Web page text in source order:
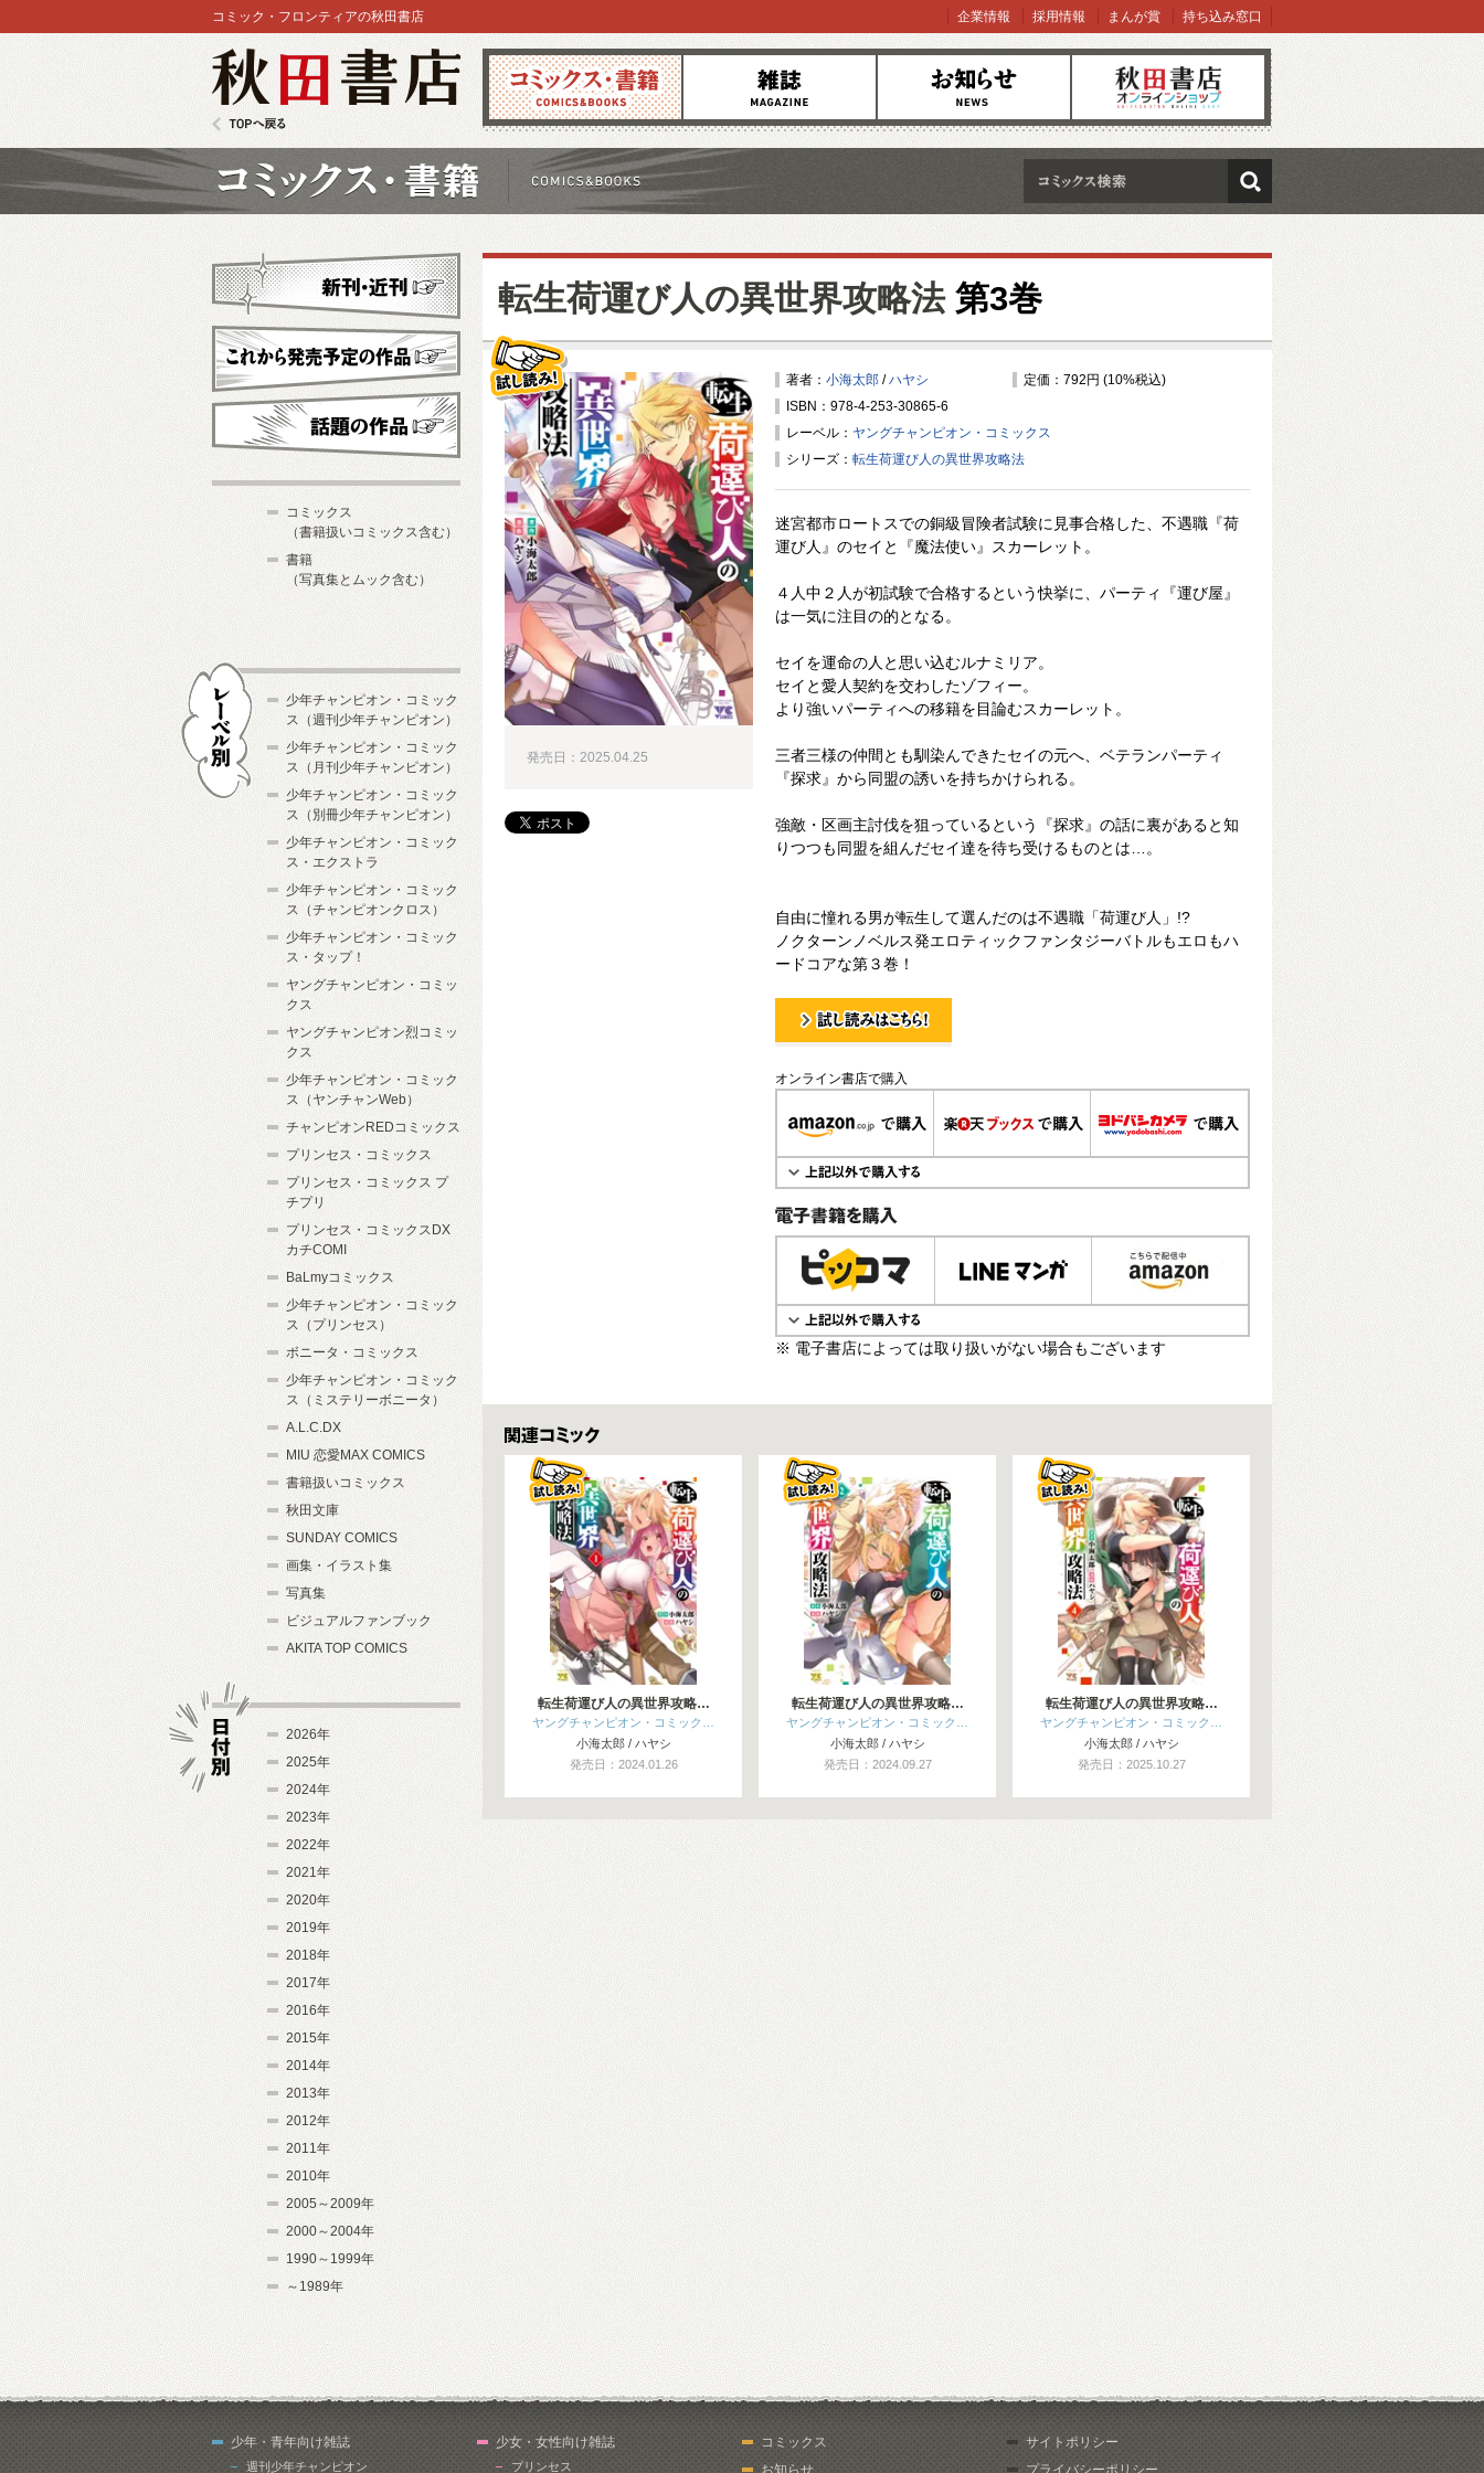
コミックス 雑誌 お知らせ オンラインショップ
コミック・フロンティアの秋田書店 企業情報 採用情報 まんが賞 持ち込み窓口
検索
転生荷運び人の異世界攻略法第3巻
著者： 小海太郎 /ハヤシ
定価：792円 (10%税込)
ISBN：978-4-253-30865-6
レーベル： ヤングチャンピオン・コミックス
シリーズ： 転生荷運び人の異世界攻略法
迷宮都市ロートスでの銅級冒険者試験に見事合格した、不遇職『荷
運び人』のセイと『魔法使い』スカーレット。
４人中２人が初試験で合格するという快挙に、パーティ『運び屋』
は一気に注目の的となる。
セイを運命の人と思い込むルナミリア。
セイと愛人契約を交わしたゾフィー。
より強いパーティへの移籍を目論むスカーレット。
三者三様の仲間とも馴染んできたセイの元へ、ベテランパーティ
『探求』から同盟の誘いを持ちかけられる。
強敵・区画主討伐を狙っているという『探求』の話に裏があると知
りつつも同盟を組んだセイ達を待ち受けるものとは…。
自由に憧れる男が転生して選んだのは不遇職「荷運び人」!?
ノクターンノベルス発エロティックファンタジーバトルもエロもハ
ードコアな第３巻！
試し読み！
オンライン書店で購入
電子書籍で購入
※ 電子書店によっては取り扱いがない場合もございます
発売日：2025.04.25
関連コミックス
転生荷運び人の異世界攻略…
ヤングチャンピオン・コミック…
小海太郎 / ハヤシ
発売日：2024.01.26
転生荷運び人の異世界攻略…
ヤングチャンピオン・コミック…
小海太郎 / ハヤシ
発売日：2024.09.27
転生荷運び人の異世界攻略…
ヤングチャンピオン・コミック…
小海太郎 / ハヤシ
発売日：2025.10.27
新刊・近刊
これから発売予定
コミックス
（書籍扱いコミックス含む）
書籍
（写真集とムック含む）
少年チャンピオン・コミック
ス（週刊少年チャンピオン）
少年チャンピオン・コミック
ス（月刊少年チャンピオン）
少年チャンピオン・コミック
ス（別冊少年チャンピオン）
少年チャンピオン・コミック
ス・エクストラ
少年チャンピオン・コミック
ス（チャンピオンクロス）
少年チャンピオン・コミック
ス・タップ！
ヤングチャンピオン・コミッ
クス
ヤングチャンピオン烈コミッ
クス
少年チャンピオン・コミック
ス（ヤンチャンWeb）
チャンピオンREDコミックス
プリンセス・コミックス
プリンセス・コミックス プ
チプリ
プリンセス・コミックスDX
カチCOMI
BaLmyコミックス
少年チャンピオン・コミック
ス（プリンセス）
ボニータ・コミックス
少年チャンピオン・コミック
ス（ミステリーボニータ）
A.L.C.DX
MIU 恋愛MAX COMICS
書籍扱いコミックス
秋田文庫
SUNDAY COMICS
画集・イラスト集
写真集
ビジュアルファンブック
AKITA TOP COMICS
2026年
2025年
2024年
2023年
2022年
2021年
2020年
2019年
2018年
2017年
2016年
2015年
2014年
2013年
2012年
2011年
2010年
2005～2009年
2000～2004年
1990～1999年
～1989年
少年・青年向け雑誌
週刊少年チャンピオン
少女・女性向け雑誌
プリンセス
コミックス
お知らせ
サイトポリシー
プライバシーポリシー